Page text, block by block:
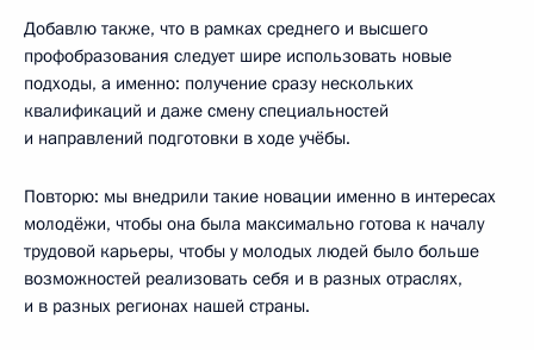
Добавлю также, что в рамках среднего и высшего
профобразования следует шире использовать новые
подходы, а именно: получение сразу нескольких
квалификаций и даже смену специальностей
и направлений подготовки в ходе учёбы.
Повторю: мы внедрили такие новации именно в интересах
молодёжи, чтобы она была максимально готова к началу
трудовой карьеры, чтобы у молодых людей было больше
возможностей реализовать себя и в разных отраслях,
и в разных регионах нашей страны.